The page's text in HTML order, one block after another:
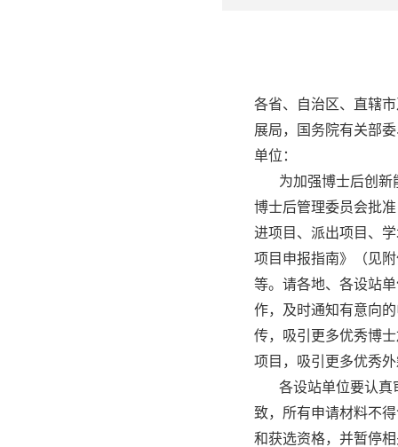
各省、自治区、直辖
展局，国务院有关部
单位：
为加强博士后创
博士后管理委员会批
进项目、派出项目、
项目申报指南》（见
等。请各地、各设站
作，及时通知有意向
传，吸引更多优秀博
项目，吸引更多优秀
各设站单位要认真
致，所有申请材料不
和获选资格，并暂停